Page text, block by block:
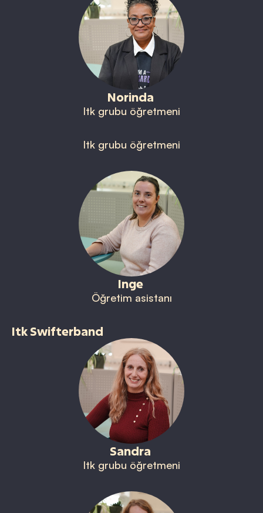
Norinda
Itk grubu öğretmeni
Itk grubu öğretmeni
Inge
Öğretim asistanı
Itk Swifterband
Sandra
Itk grubu öğretmeni